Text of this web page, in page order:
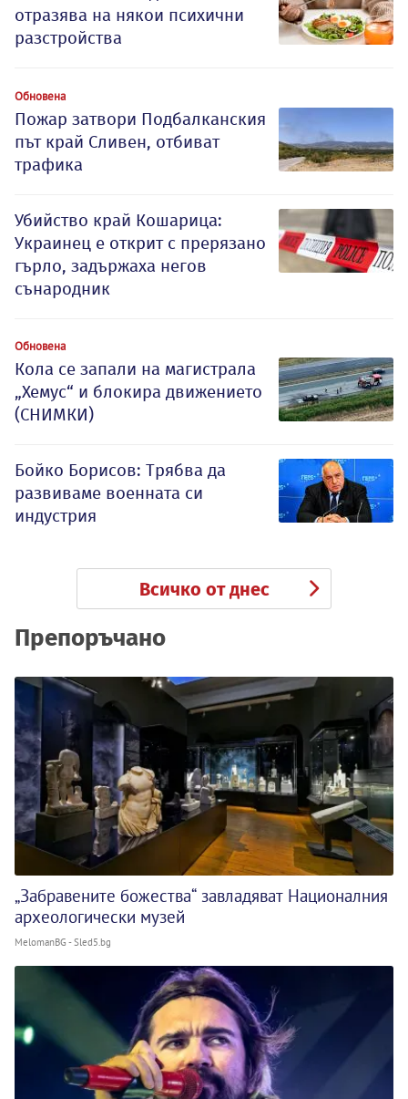
отразява на някои психични
разстройства
Обновена
Пожар затвори Подбалканския
път край Сливен, отбиват
трафика
Убийство край Кошарица:
Украинец е открит с прерязано
гърло, задържаха негов
сънародник
Обновена
Кола се запали на магистрала
„Хемус“ и блокира движението
(СНИМКИ)
Бойко Борисов: Трябва да
развиваме военната си
индустрия
Всичко от днес
Препоръчано
„Забравените божества“ завладяват Националния
археологически музей
MelomanBG - Sled5.bg